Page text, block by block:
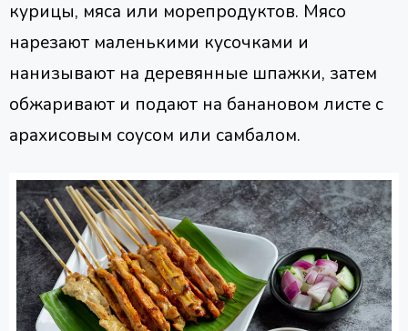
курицы, мяса или морепродуктов. Мясо
нарезают маленькими кусочками и
нанизывают на деревянные шпажки, затем
обжаривают и подают на банановом листе с
арахисовым соусом или самбалом.